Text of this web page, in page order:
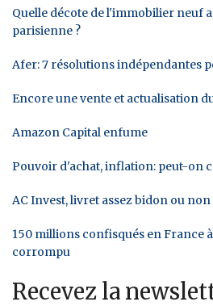
Quelle décote de l'immobilier neuf
parisienne ?
Afer: 7 résolutions indépendantes
Encore une vente et actualisation
Amazon Capital enfume
Pouvoir d'achat, inflation: peut-on
AC Invest, livret assez bidon ou non
150 millions confisqués en France
corrompu
Recevez la